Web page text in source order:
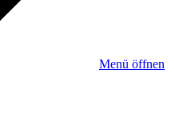
Menü öffnen